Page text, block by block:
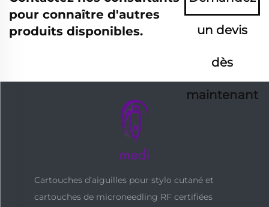
pour connaître d'autres
produits disponibles.
un devis
dès
maintenant
Cartouches d’aiguilles pour stylo cutané et
cartouches de microneedling RF certifiées